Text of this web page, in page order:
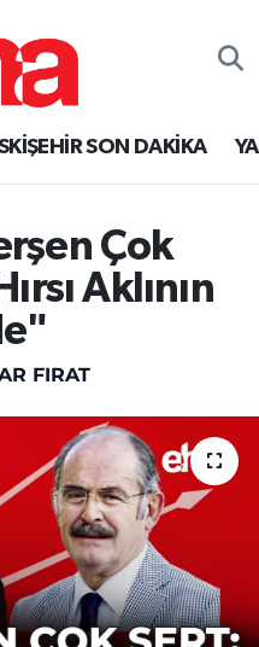
SON DAKİKA
Çok
Aklının
FIRAT